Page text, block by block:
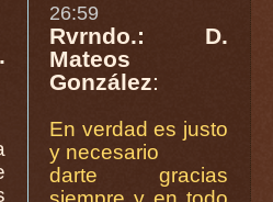
26:59
Rvrndo.: D.
Mateos
González:
En verdad es justo
y necesario
darte gracias